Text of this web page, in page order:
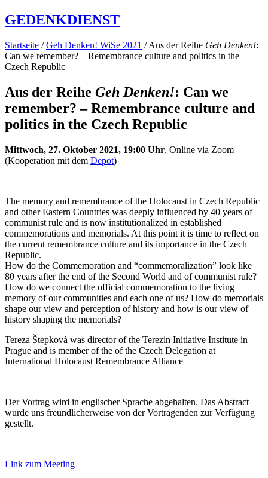
GEDENKDIENST
Startseite /Geh Denken! WiSe 2021 / Aus der Reihe Geh Denken!:
Can we remember? – Remembrance culture and politics in the
Czech Republic
Aus der Reihe Geh Denken!: Can we
remember? – Remembrance culture and
politics in the Czech Republic
Mittwoch, 27. Oktober 2021, 19:00 Uhr, Online via Zoom
(Kooperation mit dem Depot)
The memory and remembrance of the Holocaust in Czech Republic
and other Eastern Countries was deeply influenced by 40 years of
communist rule and is now institutionalized in established
commemorations and memorials. At this point it is time to reflect on
the current remembrance culture and its importance in the Czech
Republic.
How do the Commemoration and “commemoralization” look like
80 years after the end of the Second World and of communist rule?
How do we connect the official commemoration to the living
memory of our communities and each one of us? How do memorials
shape our view and perception of history and how is our view of
history shaping the memorials?
Tereza Štepkovà was director of the Terezin Initiative Institute in
Prague and is member of the of the Czech Delegation at
International Holocaust Remembrance Alliance
Der Vortrag wird in englischer Sprache abgehalten. Das Abstract
wurde uns freundlicherweise von der Vortragenden zur Verfügung
gestellt.
Link zum Meeting